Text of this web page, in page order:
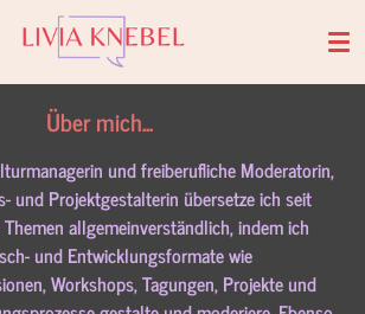
Über mich...
und freiberufliche Moderatorin,
und Projektgestalterin übersetze ich seit
allgemeinverständlich, indem ich
und Entwicklungsformate wie
Workshops, Tagungen, Projekte und